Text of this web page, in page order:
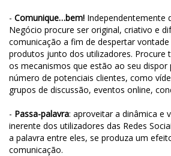
- Comunique…bem! Independentemente
Negócio procure ser original, criativo e
comunicação a fim de despertar
produtos junto dos utilizadores. Procure
os mecanismos que estão ao seu
número de potenciais clientes, como
grupos de discussão, eventos online,
- Passa-palavra: aproveitar a dinâmica e
inerente dos utilizadores das Redes
a palavra entre eles, se produza um
comunicação.